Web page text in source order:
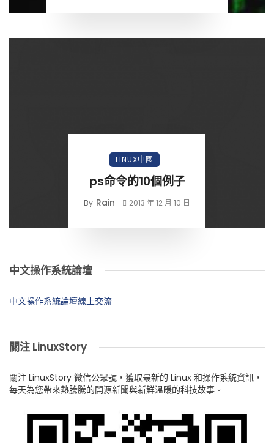
LINUX中國
ps命令的10個例子
By Rain 2013 年 12 月 10 日
中文操作系統論壇
中文操作系統論壇線上交流
關注 LinuxStory
關注 LinuxStory 微信公眾號，獲取最新的 Linux 和操作系統資訊，
每天為您帶來熱騰騰的開源新聞與新鮮溫暖的科技故事。